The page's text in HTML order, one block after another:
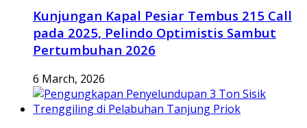
Kunjungan Kapal Pesiar Tembus 215 Call
pada 2025, Pelindo Optimistis Sambut
Pertumbuhan 2026
6 March, 2026